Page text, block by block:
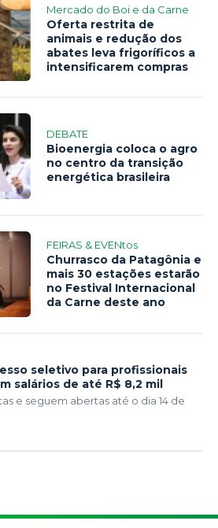
Mercado do Boi e da Carne
Oferta restrita de
animais e redução dos
abates leva frigoríficos a
intensificarem compras
DEBATE
Bioenergia coloca o agro
no centro da transição
energética brasileira
FEIRAS & EVENtos
Churrasco da Patagônia e
mais 30 estações estarão
no Festival Internacional
da Carne deste ano
seletivo para profissionais
salários de até R$ 8,2 mil
e seguem abertas até o dia 14 de